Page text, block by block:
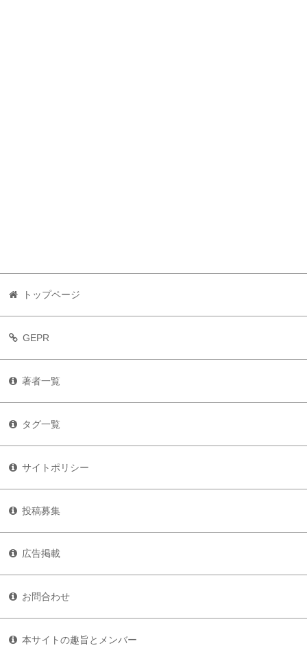
トップページ
GEPR
著者一覧
タグ一覧
サイトポリシー
投稿募集
広告掲載
お問合わせ
本サイトの趣旨とメンバー